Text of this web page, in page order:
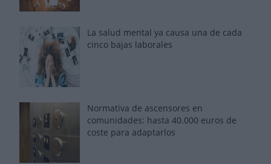
La salud mental ya causa una de cada
cinco bajas laborales
Normativa de ascensores en
comunidades: hasta 40.000 euros de
coste para adaptarlos